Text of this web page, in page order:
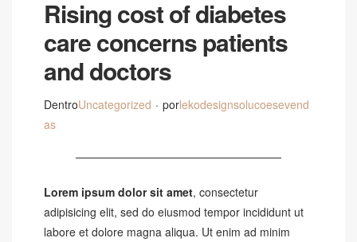
Rising cost of diabetes
care concerns patients
and doctors
DentroUncategorized porlekodesignsolucoesevend
as
Lorem ipsum dolor sit amet, consectetur
adipisicing elit, sed do eiusmod tempor incididunt ut
labore et dolore magna aliqua. Ut enim ad minim